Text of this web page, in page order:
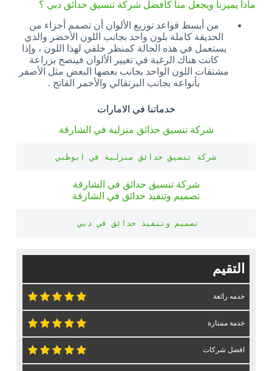
ماذا يميزنا ويجعل منا كافضل شركة تنسيق حدائق دبي ؟
من أبسط قواعد توزيع الألوان أن تصمم أجزاء من
الحديقة كاملة بلون واحد بجانب اللون الأخضر والذي
يستعمل في هذه الحالة كمنظر خلفي لهذا اللون ، وإذا
كانت هناك الرغبة في تغيير الألوان فينصح بزراعة
مشتقات اللون الواحد بجانب بعضها البعض مثل الأصفر
بأنواعه بجانب البرتقالي والأحمر الفاتح .
خدماتنا في الامارات
شركة تنسيق حدائق منزلية في الشارقة
شركة تنسيق حدائق منزلية في ابوظبي
شركة تنسيق حدائق في الشارقة
تصميم وتنفيذ حدائق في الشارقة
تصميم وتنفيذ حدائق في دبي
التقيم
خدمه رائعة
خدمة ممتازة
افضل شركات